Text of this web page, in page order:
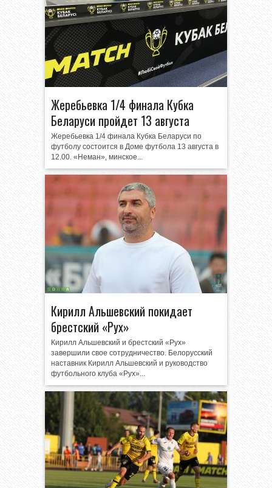
Жеребьевка 1/4 финала Кубка
Беларуси пройдет 13 августа
Жеребьевка 1/4 финала Кубка Беларуси по
футболу состоится в Доме футбола 13 августа в
12.00. «Неман», минское...
Кирилл Альшевский покидает
брестский «Рух»
Кирилл Альшевский и брестский «Рух»
завершили свое сотрудничество. Белорусский
наставник Кирилл Альшевский и руководство
футбольного клуба «Рух»...